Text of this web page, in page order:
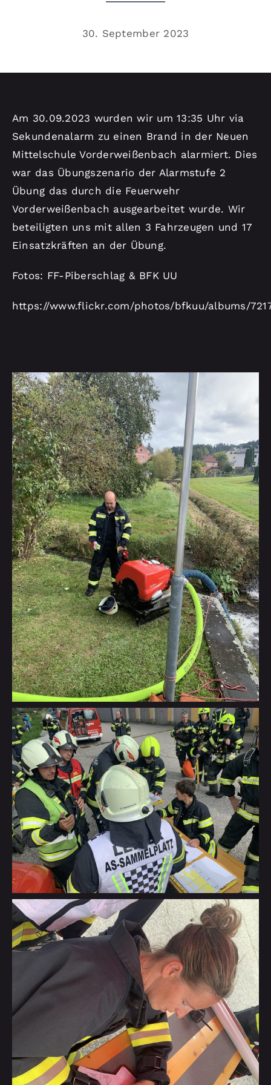
Kontakt
30. September 2023
Am 30.09.2023 wurden wir um 13:35 Uhr via
Sekundenalarm zu einen Brand in der Neuen
Mittelschule Vorderweißenbach alarmiert. Dies
war das Übungszenario der Alarmstufe 2
Übung das durch die Feuerwehr
Vorderweißenbach ausgearbeitet wurde. Wir
beteiligten uns mit allen 3 Fahrzeugen und 17
Einsatzkräften an der Übung.
Fotos: FF-Piberschlag & BFK UU
https://www.flickr.com/photos/bfkuu/albums/